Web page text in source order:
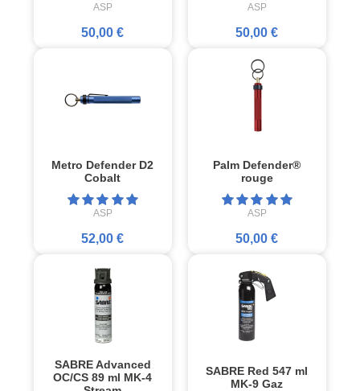
ASP
50,00 €
ASP
50,00 €
Metro Defender D2
Cobalt
ASP
52,00 €
Palm Defender®
rouge
ASP
50,00 €
SABRE Advanced
OC/CS 89 ml MK-4
SABRE Red 547 ml
MK-9 Gaz